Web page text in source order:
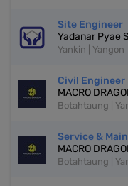
Site Engineer
Yadanar Pyae
Yankin | Yangon
Civil Engineer
MACRO
Botahtaung |
Service &
MACRO
Botahtaung |